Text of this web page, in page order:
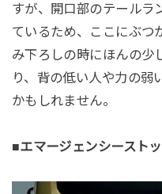
すが、開口部のテールラ
ているため、ここにぶつ
み下ろしの時にほんの少
り、背の低い人や力の弱
かもしれません。
■エマージェンシースト